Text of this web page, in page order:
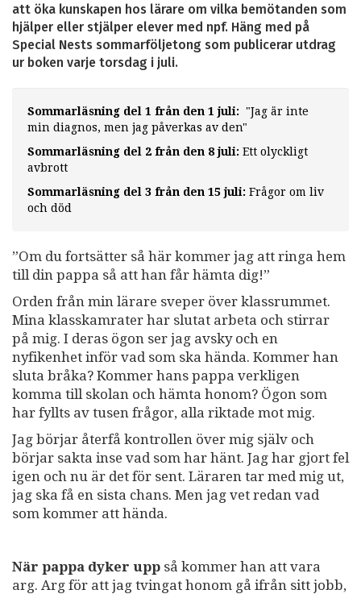
att öka kunskapen hos lärare om vilka bemötanden som
hjälper eller stjälper elever med npf. Häng med på
Special Nests sommarföljetong som publicerar utdrag
ur boken varje torsdag i juli.
Sommarläsning del 1 från den 1 juli: "Jag är inte
min diagnos, men jag påverkas av den"
Sommarläsning del 2 från den 8 juli: Ett olyckligt
avbrott
Sommarläsning del 3 från den 15 juli: Frågor om liv
och död
”Om du fortsätter så här kommer jag att ringa hem
till din pappa så att han får hämta dig!”
Orden från min lärare sveper över klassrummet.
Mina klasskamrater har slutat arbeta och stirrar
på mig. I deras ögon ser jag avsky och en
nyfikenhet inför vad som ska hända. Kommer han
sluta bråka? Kommer hans pappa verkligen
komma till skolan och hämta honom? Ögon som
har fyllts av tusen frågor, alla riktade mot mig.
Jag börjar återfå kontrollen över mig själv och
börjar sakta inse vad som har hänt. Jag har gjort fel
igen och nu är det för sent. Läraren tar med mig ut,
jag ska få en sista chans. Men jag vet redan vad
som kommer att hända.
När pappa dyker upp så kommer han att vara
arg. Arg för att jag tvingat honom gå ifrån sitt jobb,